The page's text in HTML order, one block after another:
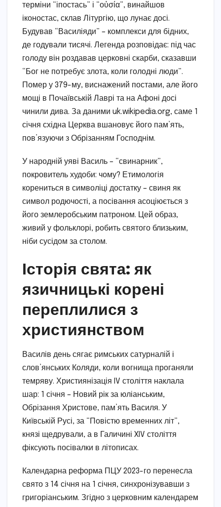
терміни “іпостась” і “οὐσία”, винайшов
іконостас, склав Літургію, що лунає досі.
Будував “Василіяди” – комплекси для бідних,
де годували тисячі. Легенда розповідає: під час
голоду він роздавав церковні скарби, сказавши
“Бог не потребує злота, коли голодні люди”.
Помер у 379-му, виснажений постами, але його
мощі в Почаївській Лаврі та на Афоні досі
чинили дива. За даними uk.wikipedia.org, саме 1
січня східна Церква вшановує його пам’ять,
пов’язуючи з Обрізанням Господнім.
У народній уяві Василь – “свинарник”,
покровитель худоби: чому? Етимологія
корениться в символіці достатку – свиня як
символ родючості, а посівання асоціюється з
його землеробським патроном. Цей образ,
живий у фольклорі, робить святого близьким,
ніби сусідом за столом.
Історія свята: як
язичницькі корені
переплилися з
християнством
Василів день сягає римських сатурналій і
слов’янських Коляди, коли вогнища проганяли
темряву. Християнізація IV століття наклала
шар: 1 січня – Новий рік за юліанським,
Обрізання Христове, пам’ять Василя. У
Київській Русі, за “Повістю временних літ”,
князі щедрували, а в Галичині XIV століття
фіксують посівалки в літописах.
Календарна реформа ПЦУ 2023-го перенесла
свято з 14 січня на 1 січня, синхронізувавши з
григоріанським. Згідно з церковним календарем